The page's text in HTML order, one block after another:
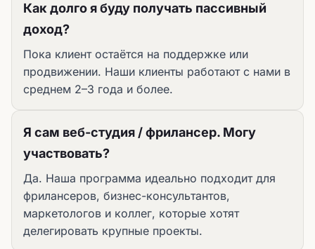
Как долго я буду получать пассивный
доход?
Пока клиент остаётся на поддержке или
продвижении. Наши клиенты работают с нами в
среднем 2–3 года и более.
Я сам веб-студия / фрилансер. Могу
участвовать?
Да. Наша программа идеально подходит для
фрилансеров, бизнес-консультантов,
маркетологов и коллег, которые хотят
делегировать крупные проекты.